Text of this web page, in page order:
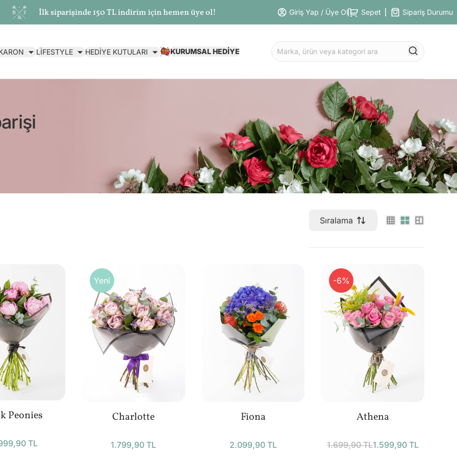
İlk siparişinde 150 TL indirim için hemen üye ol! Giriş Yap / Üye Ol Sepet Sipariş Durumu
LİFESTYLE HEDİYE KUTULARI KURUMSAL HEDİYE
Sıralama
Peonies
TL
Yeni
Charlotte
1.799,90 TL
Fiona
2.099,90 TL
-6%
Athena
1.699,90 TL1.599,90 TL